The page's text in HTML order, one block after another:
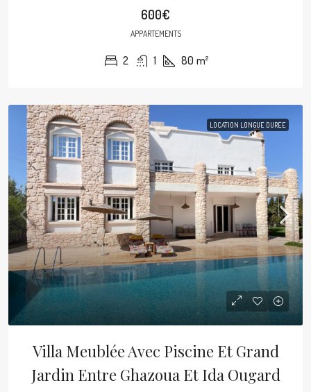
600€
APPARTEMENTS
2 1 80 m²
LOCATION LONGUE DUREE
Villa Meublée Avec Piscine Et Grand
Jardin Entre Ghazoua Et Ida Ougard